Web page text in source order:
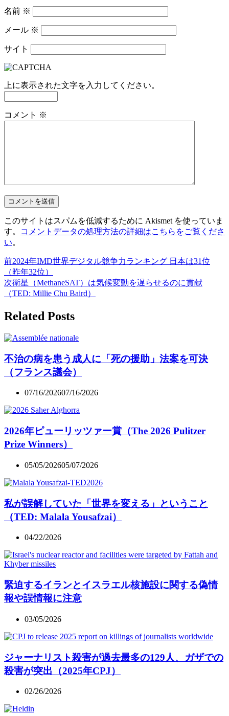
名前 ※
メール ※
サイト
上に表示された文字を入力してください。
コメント ※
このサイトはスパムを低減するために Akismet を使っていま
す。
コメントデータの処理方法の詳細はこちらをご覧くださ
い。
前2024年IMD世界デジタル競争力ランキング 日本は31位
（昨年32位）
次衛星（MethaneSAT）は気候変動を遅らせるのに貢献
（TED: Millie Chu Baird）
Related Posts
不治の病を患う成人に「死の援助」法案を可決
（フランス議会）
07/16/202607/16/2026
2026年ピューリッツァー賞（The 2026 Pulitzer
Prize Winners）
05/05/202605/07/2026
私が誤解していた「世界を変える」ということ
（TED: Malala Yousafzai）
04/22/2026
緊迫するイランとイスラエル核施設に関する偽情
報や誤情報に注意
03/05/2026
ジャーナリスト殺害が過去最多の129人、ガザでの
殺害が突出（2025年CPJ）
02/26/2026